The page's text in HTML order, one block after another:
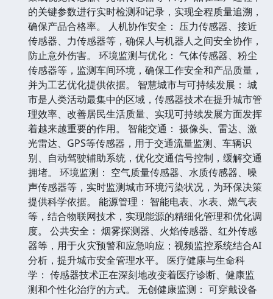
的关键参数进行实时检测和记录，实现全程质量追溯，
确保产品合格率。 人机协作安全： 压力传感器、接近
传感器、力传感器等，确保人与机器人之间安全协作，
防止意外伤害。 环境监测与优化： 气体传感器、粉尘
传感器等，监测车间环境，确保工作安全和产品质量，
并为工艺优化提供依据。 智慧城市与可持续发展： 城
市是人类活动最集中的区域，传感器技术在提升城市管
理效率、改善居民生活质量、实现可持续发展方面发挥
着越来越重要的作用。 智能交通： 摄像头、雷达、激
光雷达、GPS等传感器，用于交通流量监测、车辆识
别、自动驾驶辅助系统，优化交通信号控制，缓解交通
拥堵。 环境监测： 空气质量传感器、水质传感器、噪
声传感器等，实时监测城市环境污染状况，为环保决策
提供科学依据。 能源管理： 智能电表、水表、燃气表
等，结合物联网技术，实现能源的精细化管理和优化调
度。 公共安全： 烟雾探测器、火焰传感器、红外传感
器等，用于火灾预警和应急响应；视频监控系统结合AI
分析，提升城市安全管理水平。 医疗健康与生命科
学： 传感器技术正在深刻地改变着医疗诊断、健康监
测和个性化治疗的方式。 无创健康监测： 可穿戴设备